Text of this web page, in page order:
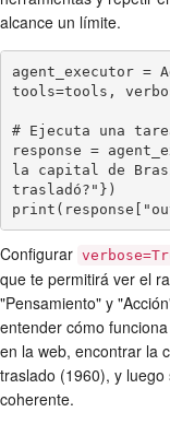
alcance un límite.
agent_executor =
tools=tools,
# Ejecuta una
response =
la capital de
trasladó?"})
Configurar
que te permitirá ver el
"Pensamiento" y
entender cómo
en la web, encontrar la
traslado (1960), y
coherente.